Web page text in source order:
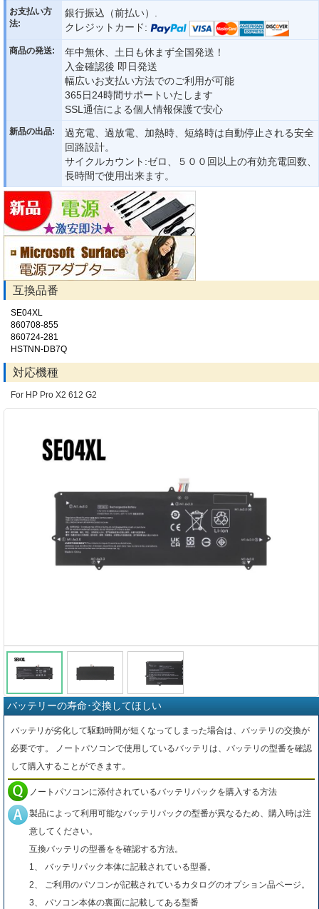
お支払い方
法:
銀行振込（前払い）.
クレジットカード:
商品の発送:
年中無休、土日も休まず全国発送！
入金確認後 即日発送
幅広いお支払い方法でのご利用が可能
365日24時間サポートいたします
SSL通信による個人情報保護で安心
新品の出品:
過充電、過放電、加熱時、短絡時は自動停止される安全
回路設計。
サイクルカウント:ゼロ、５００回以上の有効充電回数、
長時間で使用出来ます。
互換品番
SE04XL
860708-855
860724-281
HSTNN-DB7Q
対応機種
For HP Pro X2 612 G2
バッテリーの寿命･交換してほしい
バッテリが劣化して駆動時間が短くなってしまった場合は、バッテリの交換が
必要です。 ノートパソコンで使用しているバッテリは、バッテリの型番を確認
して購入することができます。
ノートパソコンに添付されているバッテリパックを購入する方法
製品によって利用可能なバッテリパックの型番が異なるため、購入時は注
意してください。
互換バッテリの型番をを確認する方法。
1、 バッテリパック本体に記載されている型番。
2、 ご利用のパソコンが記載されているカタログのオプション品ページ。
3、 パソコン本体の裏面に記載してある型番